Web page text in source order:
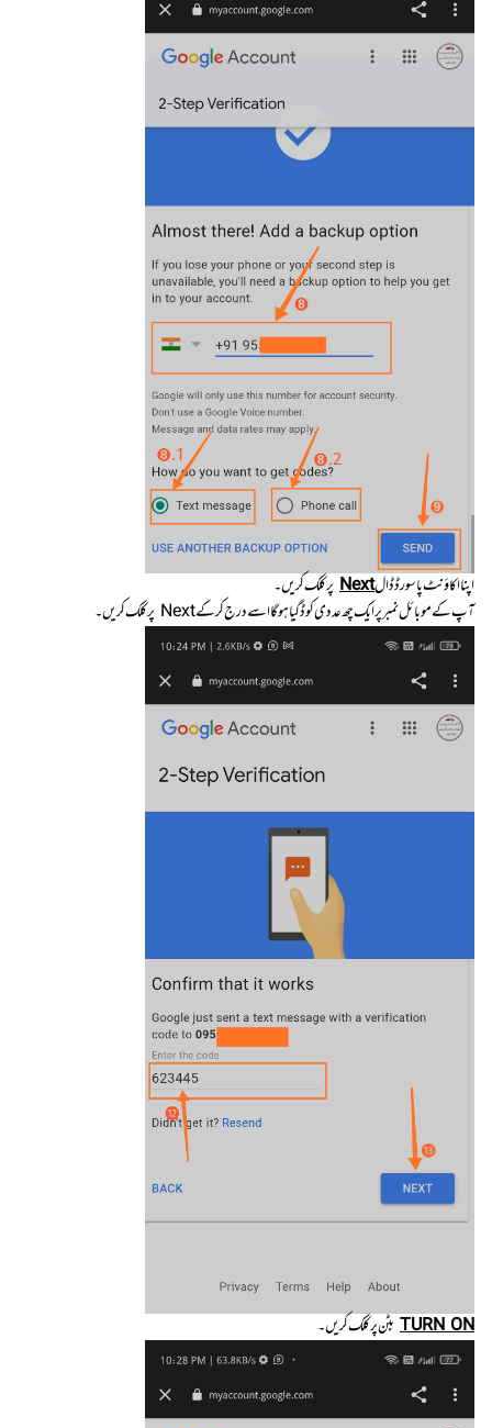
اپنا اکاؤنٹ پاسورڈ ڈالNextپر کلک کریں۔
آپ کے موبائل نمبر پر ایک چھ عددی کوڈ گیا ہوگا اسے درج کرکے Next پر کلک کریں۔
TURN ON بٹن پر کلک کریں۔